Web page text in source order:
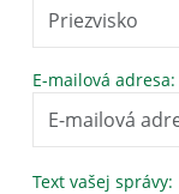
E-mailová adresa:
Text vašej správy: